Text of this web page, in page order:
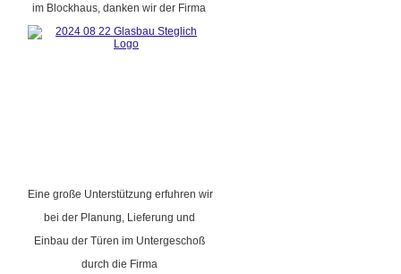
im Blockhaus, danken wir der Firma
Eine große Unterstützung erfuhren wir
bei der Planung, Lieferung und
Einbau der Türen im Untergeschoß
durch die Firma